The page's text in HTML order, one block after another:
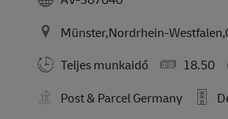
Münster,Nordrhein-
Teljes munkaidő
18.50
Post & Parcel Germany